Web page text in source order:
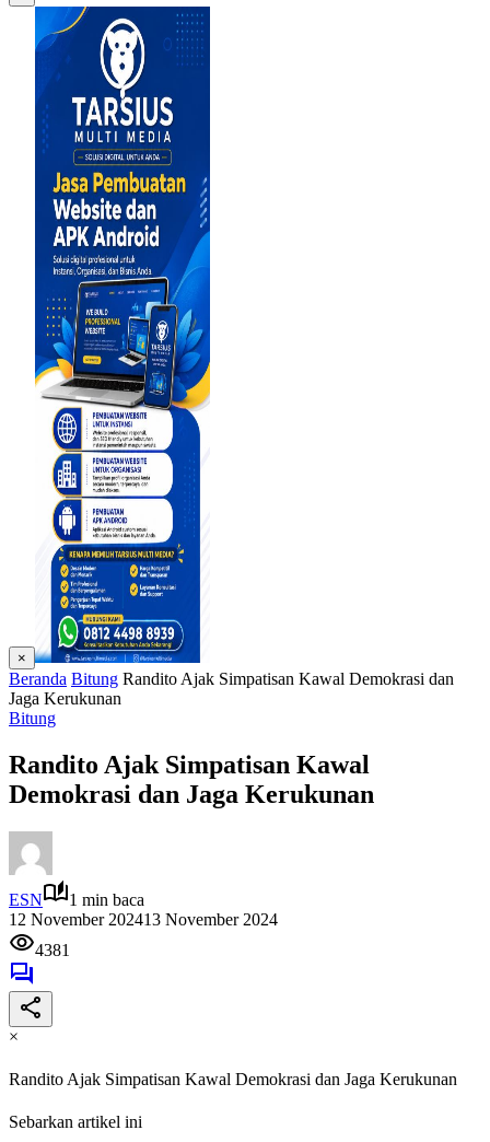
×
Beranda Bitung Randito Ajak Simpatisan Kawal Demokrasi dan
Jaga Kerukunan
Bitung
Randito Ajak Simpatisan Kawal
Demokrasi dan Jaga Kerukunan
ESN
1 min baca
12 November 202413 November 2024
4381
×
Randito Ajak Simpatisan Kawal Demokrasi dan Jaga Kerukunan
Sebarkan artikel ini